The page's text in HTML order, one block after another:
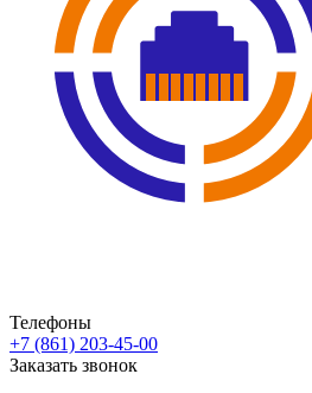
Телефоны
+7 (861) 203-45-00
Заказать звонок